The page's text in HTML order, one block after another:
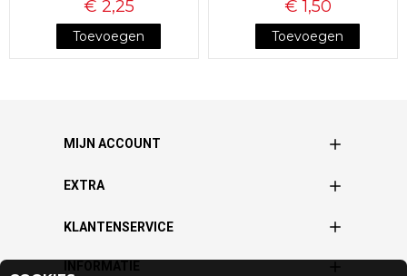
€ 2,25
Toevoegen
€ 1,50
Toevoegen
MIJN ACCOUNT
EXTRA
KLANTENSERVICE
INFORMATIE